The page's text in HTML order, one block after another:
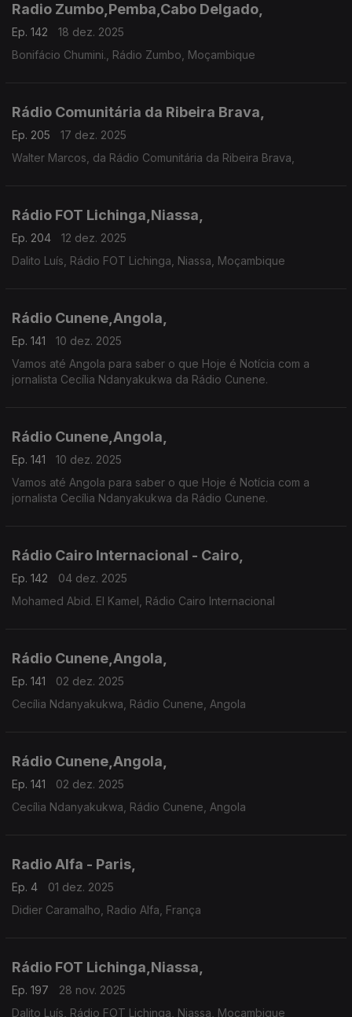
Radio Zumbo,Pemba,Cabo Delgado,
Ep. 142
18 dez. 2025
Bonifácio Chumini., Rádio Zumbo, Moçambique
Rádio Comunitária da Ribeira Brava,
Ep. 205
17 dez. 2025
Walter Marcos, da Rádio Comunitária da Ribeira Brava,
Rádio FOT Lichinga,Niassa,
Ep. 204
12 dez. 2025
Dalito Luís, Rádio FOT Lichinga, Niassa, Moçambique
Rádio Cunene,Angola,
Ep. 141
10 dez. 2025
Vamos até Angola para saber o que Hoje é Notícia com a
jornalista Cecília Ndanyakukwa da Rádio Cunene.
Rádio Cunene,Angola,
Ep. 141
10 dez. 2025
Vamos até Angola para saber o que Hoje é Notícia com a
jornalista Cecília Ndanyakukwa da Rádio Cunene.
Rádio Cairo Internacional - Cairo,
Ep. 142
04 dez. 2025
Mohamed Abid. El Kamel, Rádio Cairo Internacional
Rádio Cunene,Angola,
Ep. 141
02 dez. 2025
Cecília Ndanyakukwa, Rádio Cunene, Angola
Rádio Cunene,Angola,
Ep. 141
02 dez. 2025
Cecília Ndanyakukwa, Rádio Cunene, Angola
Radio Alfa - Paris,
Ep. 4
01 dez. 2025
Didier Caramalho, Radio Alfa, França
Rádio FOT Lichinga,Niassa,
Ep. 197
28 nov. 2025
Dalito Luís, Rádio FOT Lichinga, Niassa, Moçambique